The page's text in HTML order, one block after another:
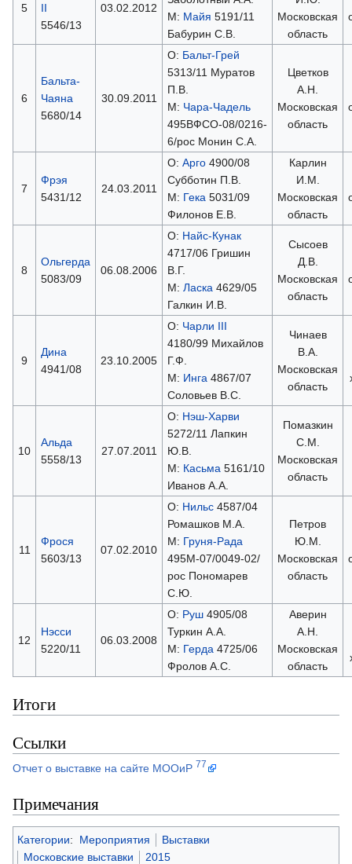
5
II
5546/13
03.02.2012
М: Майя 5191/11
Бабурин С.В.
Московская
область
6
Бальта-
Чаяна
5680/14
30.09.2011
О: Бальт-Грей
5313/11 Муратов
П.В.
М: Чара-Чадель
495ВФСО-08/0216-
6/рос Монин С.А.
Цветков
А.Н.
Московская
область
7
Фрэя
5431/12
24.03.2011
О: Арго4900/08
Субботин П.В.
М: Гека 5031/09
Филонов Е.В.
Карлин
И.М.
Московская
область
8
Ольгерда
5083/09
06.08.2006
О: Найс-Кунак
4717/06 Гришин
В.Г.
М: Ласка 4629/05
Галкин И.В.
Сысоев
Д.В.
Московская
область
9
Дина
4941/08
23.10.2005
О: Чарли III
4180/99 Михайлов
Г.Ф.
М: Инга 4867/07
Соловьев В.С.
Чинаев
В.А.
Московская
область
10
Альда
5558/13
27.07.2011
О: Нэш-Харви
5272/11 Лапкин
Ю.В.
М: Касьма 5161/10
Иванов А.А.
Помазкин
С.М.
Московская
область
11
Фрося
5603/13
07.02.2010
О: Нильс4587/04
Ромашков М.А.
М: Груня-Рада
495М-07/0049-02/
рос Пономарев
С.Ю.
Петров
Ю.М.
Московская
область
12
Нэсси
5220/11
06.03.2008
О: Руш4905/08
Туркин А.А.
М: Герда 4725/06
Фролов А.С.
Аверин
А.Н.
Московская
область
Итоги
Ссылки
Отчет о выставке на сайте МООиР 77
Примечания
Категории: Мероприятия
Выставки
Московские выставки
2015